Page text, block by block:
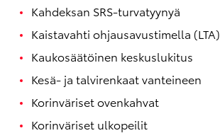
Kahdeksan SRS-turvatyynyä
Kaistavahti ohjausavustimella (LTA)
Kaukosäätöinen keskuslukitus
Kesä- ja talvirenkaat vanteineen
Korinväriset ovenkahvat
Korinväriset ulkopeilit